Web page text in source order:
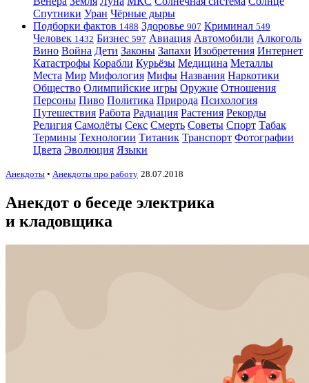
Спутники Уран Чёрные дыры
Подборки фактов 1488 Здоровье 907 Криминал 549
Человек 1432 Бизнес 597 Авиация Автомобили Алкоголь
Вино Война Дети Законы Запахи Изобретения Интернет
Катастрофы Корабли Курьёзы Медицина Металлы
Места Мир Мифология Мифы Названия Наркотики
Общество Олимпийские игры Оружие Отношения
Персоны Пиво Политика Природа Психология
Путешествия Работа Радиация Растения Рекорды
Религия Самолёты Секс Смерть Советы Спорт Табак
Термины Технологии Титаник Транспорт Фотографии
Цвета Эволюция Языки
Анекдоты • Анекдоты про работу 28.07.2018
Анекдот о беседе электрика
и кладовщика